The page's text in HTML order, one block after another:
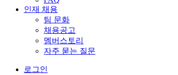
인재 채용
팀 문화
채용공고
멤버스토리
자주 묻는 질문
로그인